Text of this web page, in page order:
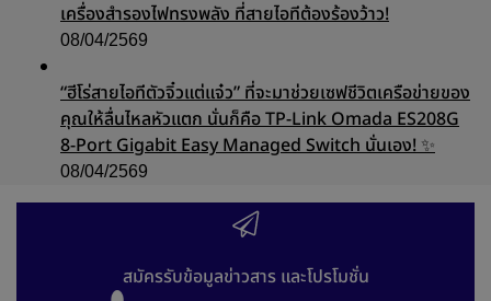
เครื่องสำรองไฟทรงพลัง ที่สายไอทีต้องร้องว้าว!
08/04/2569
“ฮีโร่สายไอทีตัวจิ๋วแต่แจ๋ว” ที่จะมาช่วยเซฟชีวิตเครือข่ายของ
คุณให้ลื่นไหลหัวแตก นั่นก็คือ TP-Link Omada ES208G
8-Port Gigabit Easy Managed Switch นั่นเอง! ✨
08/04/2569
สมัครรับข้อมูลข่าวสาร และโปรโมชั่น